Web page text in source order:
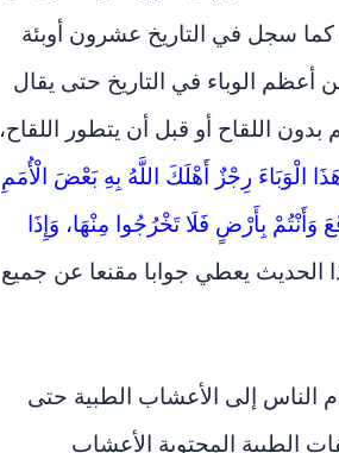
ما حدث في الصين في 2000 قبل الميلاد، كما سجل في التاريخ عشرون أوبئة
الوباء في التاريخ حتى يقال
بدون اللقاح أو قبل أن يتطور اللقاح،
الْوَبَاءَ رِجْزٌ أَهْلَكَ اللَّهُ بِهِ بَعْضَ الْأُمَمِ
بِأَرْضٍ فَلَا تَخْرُجُوا مِنْهَا، وَإِذَا
الحديث يعطي جوابا مقنعا عن جميع
الناس إلى الأعشاب الطبية حتى
الطبية المحتوية الأعشاب